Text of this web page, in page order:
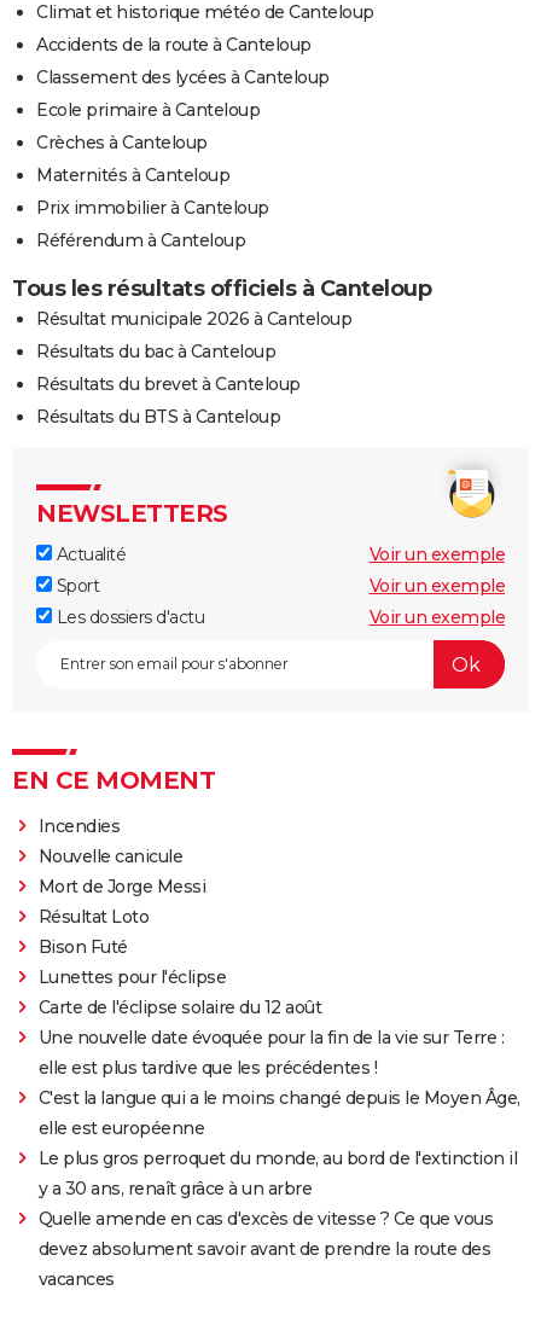
Climat et historique météo de Canteloup
Accidents de la route à Canteloup
Classement des lycées à Canteloup
Ecole primaire à Canteloup
Crèches à Canteloup
Maternités à Canteloup
Prix immobilier à Canteloup
Référendum à Canteloup
Tous les résultats officiels à Canteloup
Résultat municipale 2026 à Canteloup
Résultats du bac à Canteloup
Résultats du brevet à Canteloup
Résultats du BTS à Canteloup
NEWSLETTERS
Actualité
Voir un exemple
Sport
Voir un exemple
Les dossiers d'actu
Voir un exemple
EN CE MOMENT
Incendies
Nouvelle canicule
Mort de Jorge Messi
Résultat Loto
Bison Futé
Lunettes pour l'éclipse
Carte de l'éclipse solaire du 12 août
Une nouvelle date évoquée pour la fin de la vie sur Terre :
elle est plus tardive que les précédentes !
C'est la langue qui a le moins changé depuis le Moyen Âge,
elle est européenne
Le plus gros perroquet du monde, au bord de l'extinction il
y a 30 ans, renaît grâce à un arbre
Quelle amende en cas d'excès de vitesse ? Ce que vous
devez absolument savoir avant de prendre la route des
vacances